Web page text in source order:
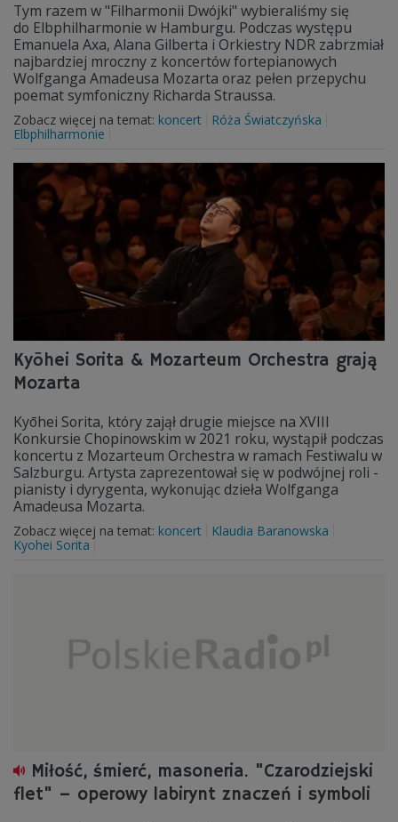
Tym razem w "Filharmonii Dwójki" wybieraliśmy się
do Elbphilharmonie w Hamburgu. Podczas występu
Emanuela Axa, Alana Gilberta i Orkiestry NDR zabrzmiał
najbardziej mroczny z koncertów fortepianowych
Wolfganga Amadeusa Mozarta oraz pełen przepychu
poemat symfoniczny Richarda Straussa.
Zobacz więcej na temat: koncert
Róża Światczyńska
Elbphilharmonie
Kyōhei Sorita & Mozarteum Orchestra grają
Mozarta
Kyōhei Sorita, który zajął drugie miejsce na XVIII
Konkursie Chopinowskim w 2021 roku, wystąpił podczas
koncertu z Mozarteum Orchestra w ramach Festiwalu w
Salzburgu. Artysta zaprezentował się w podwójnej roli -
pianisty i dyrygenta, wykonując dzieła Wolfganga
Amadeusa Mozarta.
Zobacz więcej na temat: koncert
Klaudia Baranowska
Kyohei Sorita
Miłość, śmierć, masoneria. "Czarodziejski
flet" – operowy labirynt znaczeń i symboli